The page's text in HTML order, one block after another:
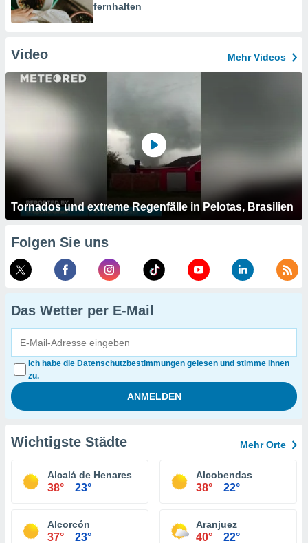
fernhalten
Video Mehr Videos
Tornados und extreme Regenfälle in Pelotas, Brasilien
Folgen Sie uns
Das Wetter per E-Mail
Ich habe die Datenschutzbestimmungen gelesen und stimme ihnen
zu.
Wichtigste Städte Mehr Orte
Alcalá de Henares
38° 23°
Alcobendas
38° 22°
Alcorcón
37° 23°
Aranjuez
40° 22°